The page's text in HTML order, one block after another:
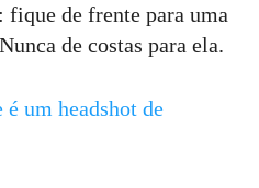
de frente para uma
de costas para ela.
é um headshot de